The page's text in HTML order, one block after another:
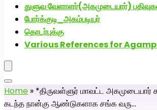
துளுவ வேளாளர்(அகமுடையார்)
போர்க்குடி_அகம்படியர்
தொடர்புக்கு
Various References for
Home » *திருவள்ளுர் மாவட்ட அகமுடையார்
கடந்த நான்கு ஆண்டுகளாக சங்க வரு…